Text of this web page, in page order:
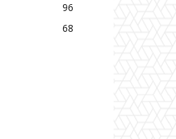
96
68